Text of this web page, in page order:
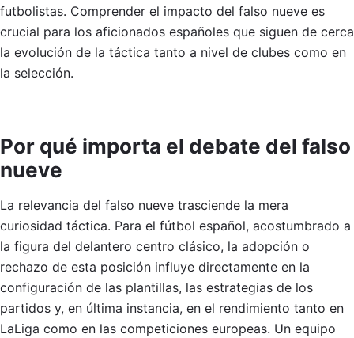
futbolistas. Comprender el impacto del falso nueve es
crucial para los aficionados españoles que siguen de cerca
la evolución de la táctica tanto a nivel de clubes como en
la selección.
Por qué importa el debate del falso
nueve
La relevancia del falso nueve trasciende la mera
curiosidad táctica. Para el fútbol español, acostumbrado a
la figura del delantero centro clásico, la adopción o
rechazo de esta posición influye directamente en la
configuración de las plantillas, las estrategias de los
partidos y, en última instancia, en el rendimiento tanto en
LaLiga como en las competiciones europeas. Un equipo